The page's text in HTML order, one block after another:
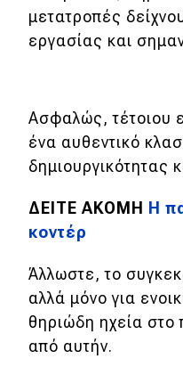
Νέα
DRIVE Away
MOTO
Συμβουλές
Χρηστικά
μετατροπές
εργασίας και
Ασφαλώς, τέτοιου
ένα αυθεντικό
δημιουργικότητας
ΔΕΙΤΕ ΑΚΟΜΗ Η
κοντέρ
Άλλωστε, το
αλλά μόνο για
θηριώδη ηχεία στο
από αυτήν.